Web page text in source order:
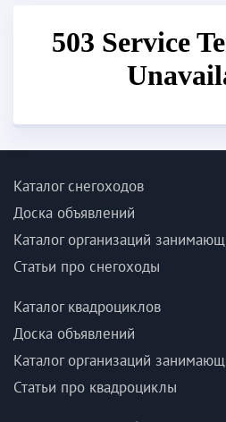
Каталог снегоходов
Доска объявлений
Каталог организаций
Статьи про снегоходы
Каталог квадроциклов
Доска объявлений
Каталог организаций
Статьи про квадроциклы